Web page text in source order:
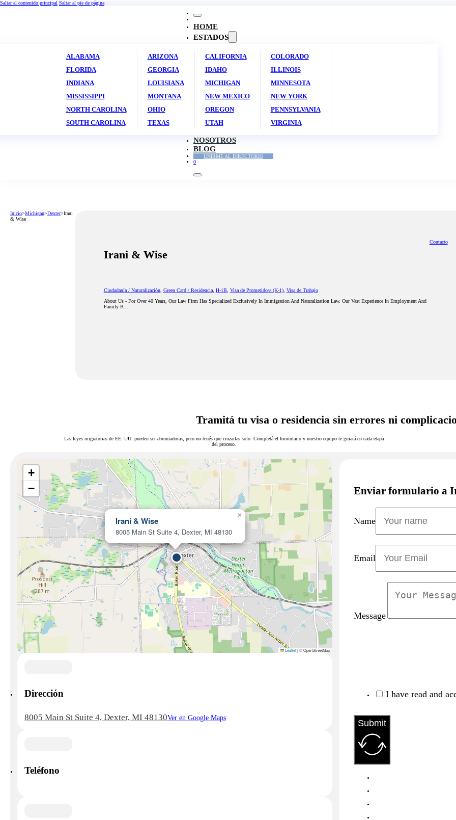
Saltar al contenido principal Saltar al pie de página
HOME
ESTADOS
ALABAMA ARIZONA CALIFORNIA
COLORADO
FLORIDA
GEORGIA IDAHO
ILLINOIS
INDIANA
LOUISIANA MICHIGAN
MINNESOTA
MISSISSIPPI
MONTANA NEW MEXICO
NEW YORK
NORTH CAROLINA
OHIO OREGON
PENNSYLVANIA
SOUTH CAROLINA
TEXAS UTAH VIRGINIA
NOSOTROS
BLOG
UNIRME AL DIRECTORIO
0
Inicio>Michigan>Dexter>Irani
& Wise
Irani & Wise
Ciudadanía / Naturalización, Green Card / Residencia, H-1B, Visa de Prometido/a (K-1), Visa de Trabajo
About Us - For Over 40 Years, Our Law Firm Has Specialized Exclusively In Immigration And Naturalization Law. Our Vast Experience In Employment And
Family B...
Contacto
Tramitá tu visa o residencia sin errores ni
Las leyes migratorias de EE. UU. pueden ser abrumadoras, pero no tenés que cruzarlas solo. Completá el formulario y nuestro equipo te guiará en cada etapa
del proceso.
Irani & Wise
8005 Main St Suite 4, Dexter, MI 48130
×
+
−
Leaflet|© OpenStreetMap
Dirección
8005 Main St Suite 4, Dexter, MI 48130Ver en Google Maps
Teléfono
Enviar formulario a
Name
Email
Message
I have read and
Submit